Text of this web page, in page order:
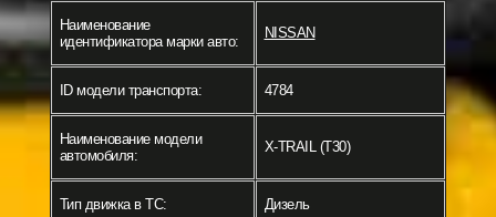
Наименование
идентификатора марки авто:
NISSAN
ID модели транспорта: 4784
Наименование модели
автомобиля:
X-TRAIL (T30)
Тип движка в ТС: Дизель